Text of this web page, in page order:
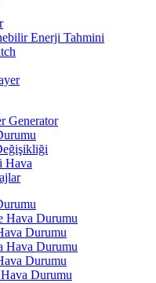
Enerji Tahmini
Generator
Hava
Hava Durumu
Durumu
Hava Durumu
Durumu
Durumu